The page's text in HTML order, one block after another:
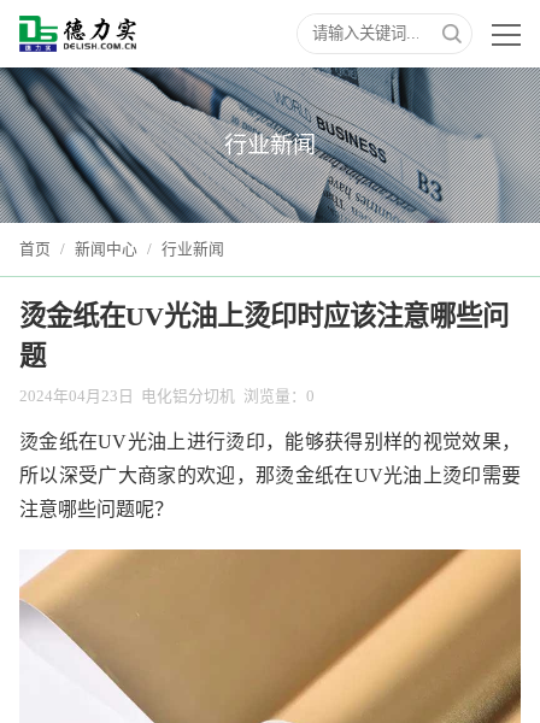
行业新闻
首页 / 新闻中心 / 行业新闻
烫金纸在UV光油上烫印时应该注意哪些问
题
2024年04月23日 电化铝分切机 浏览量： 0
烫金纸在UV光油上进行烫印，能够获得别样的视觉效果，
所以深受广大商家的欢迎，那烫金纸在UV光油上烫印需要
注意哪些问题呢？